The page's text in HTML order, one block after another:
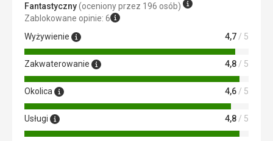
Fantastyczny(oceniony przez 196 osób)
Zablokowane opinie: 6
Wyżywienie
4,7 / 5
Zakwaterowanie 4,8 / 5
Okolica 4,6 / 5
Usługi 4,8 / 5